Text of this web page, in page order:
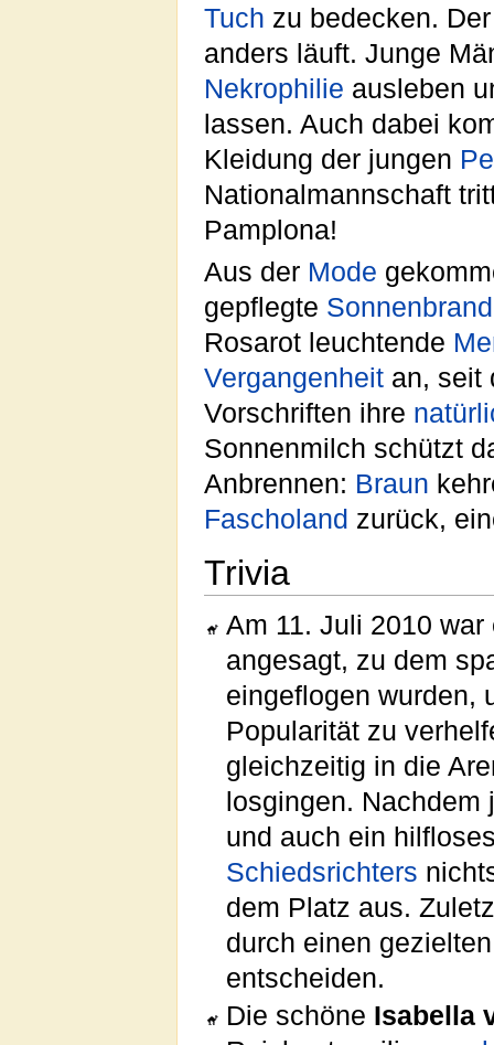
Tuch zu bedecken.
anders läuft. Junge
Nekrophilie ausleben
lassen. Auch dabei
Kleidung der jungen
Nationalmannschaft
Pamplona!
Aus der Mode
gepflegte Sonnenbrand
Rosarot leuchtende
Vergangenheit an, seit
Vorschriften ihre
Sonnenmilch schützt
Anbrennen: Braun
Fascholand zurück,
Trivia
Am 11. Juli 2010
angesagt, zu dem
eingeflogen wurden,
Popularität zu
gleichzeitig in die
losgingen.
und auch ein
Schiedsrichters
dem Platz aus.
durch einen
entscheiden.
Die schöne Isabella